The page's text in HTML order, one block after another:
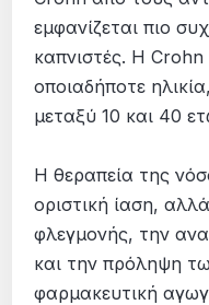
εµφανίζεται πιο
καπνιστές. Η Crohn
οποιαδήποτε
µεταξύ 10 και 40
Η θεραπεία της
οριστική ίαση,
φλεγμονής, την
και την πρόληψη
φαρμακευτική